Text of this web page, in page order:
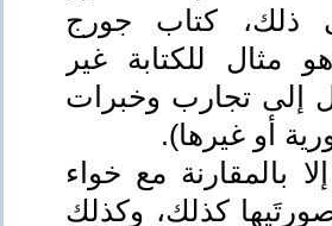
ذلك، كتاب جورج
مثال للكتابة غير
إلى تجارب وخبرات
أو غيرها).
بالمقارنة مع خواء
كذلك، وكذلك